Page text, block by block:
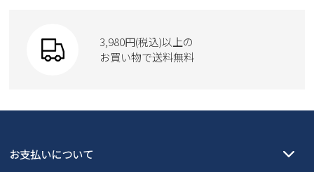
moz
Parade
GAP
new balance
瞬足
3,980円(税込)以上の
お買い物で送料無料
お支払いについて